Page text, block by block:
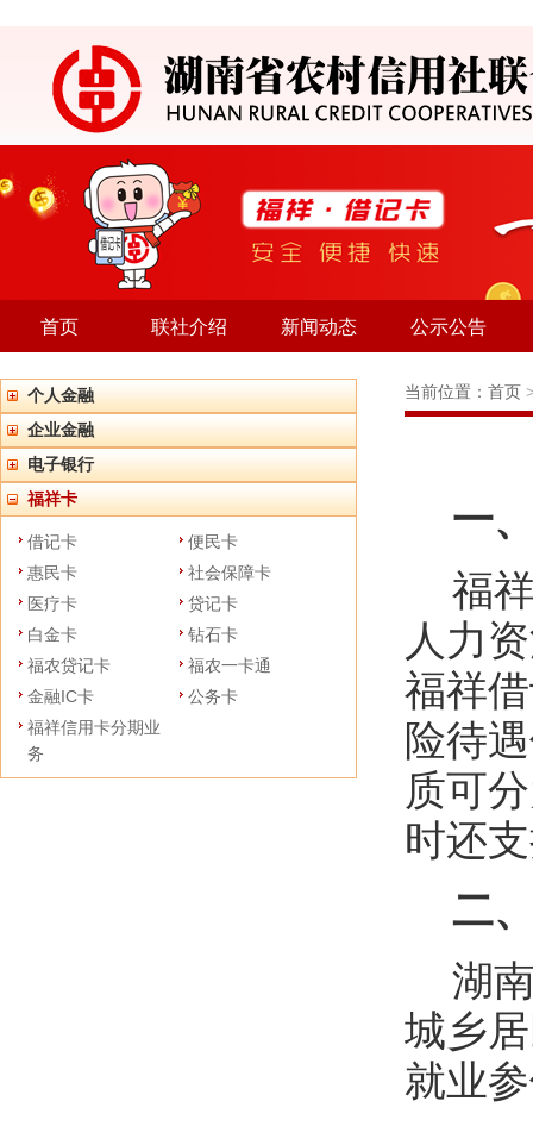
首页 联社介绍 新闻动态 公示公告
个人金融
企业金融
电子银行
福祥卡
借记卡
便民卡
惠民卡
社会保障卡
医疗卡
贷记卡
白金卡
钻石卡
福农贷记卡
福农一卡通
金融IC卡
公务卡
福祥信用卡分期业
务
当前位置： 首页
一、
福
人力
福祥
险待
质可
时还
二、
湖南
城乡
就业